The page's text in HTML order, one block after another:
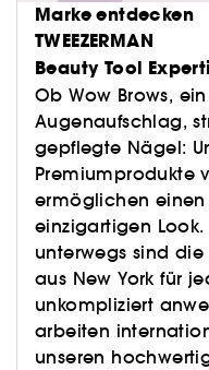
Marke entdecken
TWEEZERMAN
Beauty Tool
Ob Wow Brows,
Augenaufschlag,
gepflegte Nägel:
Premiumprodukte
ermöglichen
einzigartigen
unterwegs sind die
aus New York für
unkompliziert
arbeiten
unseren